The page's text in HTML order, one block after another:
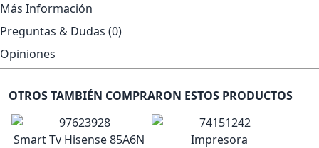
Más Información
Preguntas & Dudas (0)
Opiniones
OTROS TAMBIÉN COMPRARON ESTOS PRODUCTOS
Smart Tv Hisense 85A6N
Impresora